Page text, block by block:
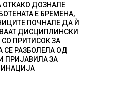
ОТКАКО ДОЗНАЛЕ
Е БРЕМЕНА,
ПОЧНАЛЕ ДА Ѝ
ДИСЦИПЛИНСКИ
ПРИТИСОК ЗА
СЕ РАЗБОЛЕЛА ОД
ПРИЈАВИЛА ЗА